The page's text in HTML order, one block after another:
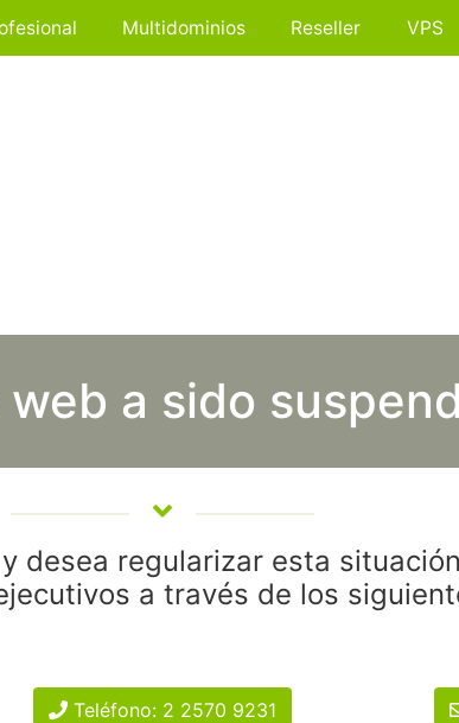
Multidominios Reseller VPS
a sido
desea regularizar esta
a través de los
Teléfono: 2 2570 9231